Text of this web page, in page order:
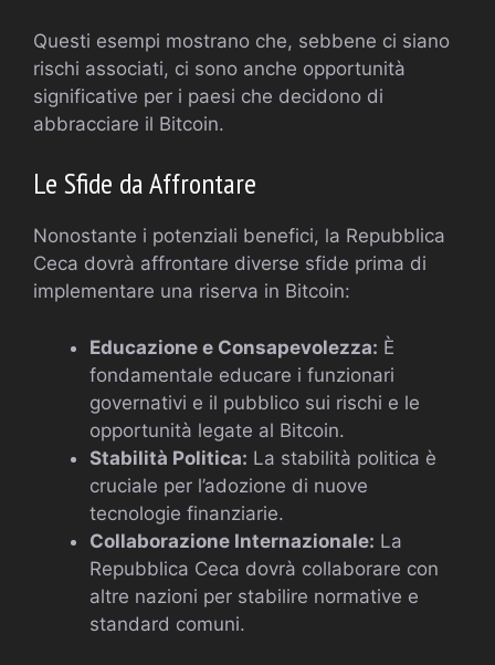
Questi esempi mostrano che, sebbene ci siano
rischi associati, ci sono anche opportunità
significative per i paesi che decidono di
abbracciare il Bitcoin.
Le Sfide da Affrontare
Nonostante i potenziali benefici, la Repubblica
Ceca dovrà affrontare diverse sfide prima di
implementare una riserva in Bitcoin:
Educazione e Consapevolezza: È
fondamentale educare i funzionari
governativi e il pubblico sui rischi e le
opportunità legate al Bitcoin.
Stabilità Politica: La stabilità politica è
cruciale per l’adozione di nuove
tecnologie finanziarie.
Collaborazione Internazionale: La
Repubblica Ceca dovrà collaborare con
altre nazioni per stabilire normative e
standard comuni.